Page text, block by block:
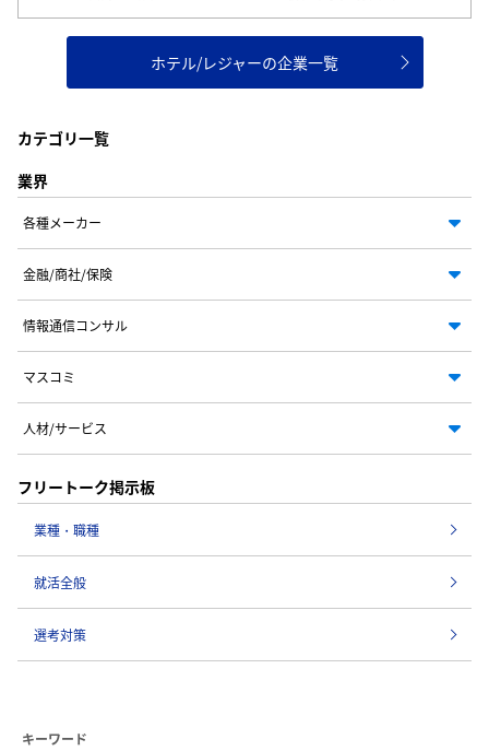
ホテル/レジャーの企業一覧
カテゴリ一覧
業界
各種メーカー
金融/商社/保険
情報通信コンサル
マスコミ
人材/サービス
フリートーク掲示板
業種・職種
就活全般
選考対策
キーワード